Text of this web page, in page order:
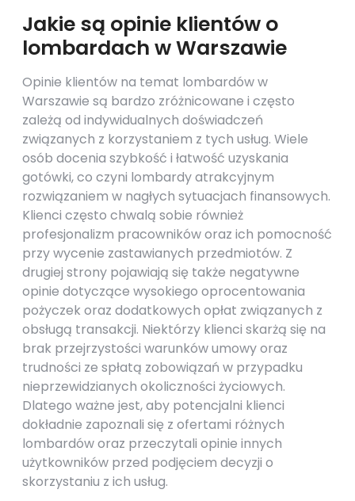
Jakie są opinie klientów o
lombardach w Warszawie
Opinie klientów na temat lombardów w
Warszawie są bardzo zróżnicowane i często
zależą od indywidualnych doświadczeń
związanych z korzystaniem z tych usług. Wiele
osób docenia szybkość i łatwość uzyskania
gotówki, co czyni lombardy atrakcyjnym
rozwiązaniem w nagłych sytuacjach finansowych.
Klienci często chwalą sobie również
profesjonalizm pracowników oraz ich pomocność
przy wycenie zastawianych przedmiotów. Z
drugiej strony pojawiają się także negatywne
opinie dotyczące wysokiego oprocentowania
pożyczek oraz dodatkowych opłat związanych z
obsługą transakcji. Niektórzy klienci skarżą się na
brak przejrzystości warunków umowy oraz
trudności ze spłatą zobowiązań w przypadku
nieprzewidzianych okoliczności życiowych.
Dlatego ważne jest, aby potencjalni klienci
dokładnie zapoznali się z ofertami różnych
lombardów oraz przeczytali opinie innych
użytkowników przed podjęciem decyzji o
skorzystaniu z ich usług.